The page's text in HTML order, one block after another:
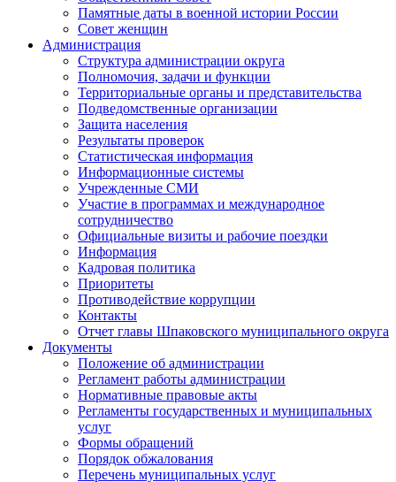
Памятные даты в военной истории России
Совет женщин
Администрация
Структура администрации округа
Полномочия, задачи и функции
Территориальные органы и представительства
Подведомственные организации
Защита населения
Результаты проверок
Статистическая информация
Информационные системы
Учрежденные СМИ
Участие в программах и международное
сотрудничество
Официальные визиты и рабочие поездки
Информация
Кадровая политика
Приоритеты
Противодействие коррупции
Контакты
Отчет главы Шпаковского муниципального округа
Документы
Положение об администрации
Регламент работы администрации
Нормативные правовые акты
Регламенты государственных и муниципальных
услуг
Формы обращений
Порядок обжалования
Перечень муниципальных услуг